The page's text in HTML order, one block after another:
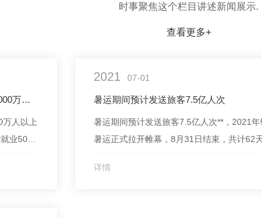
时事聚焦这个栏目讲述新闻展示.
查看更多+
人社部：“十四五”时期城镇新增就业5000万人以上
万人以上
业5000
发
2021 07-01
暑运期间预计发送旅客7.5亿人次
暑运期间预计发送旅客7.5亿人次**，2021年
暑运正式拉开帷幕，8月31日结束，共计62天
人次，与2019年基本持平，客流高峰日预计
详情